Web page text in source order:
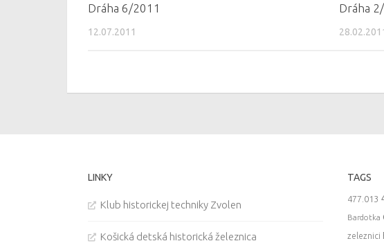
Dráha 6/2011
12.07.2011
Dráha
LINKY
Klub historickej techniky Zvolen
Košická detská historická železnica
TAGS
477.013
Bardotka
zeleznici